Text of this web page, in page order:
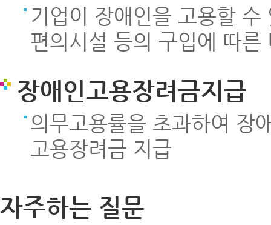
기업이 장애인을 고용할
편의시설 등의 구입에 따른
장애인고용장려금지급
의무고용률을 초과하여 장
고용장려금 지급
자주하는 질문